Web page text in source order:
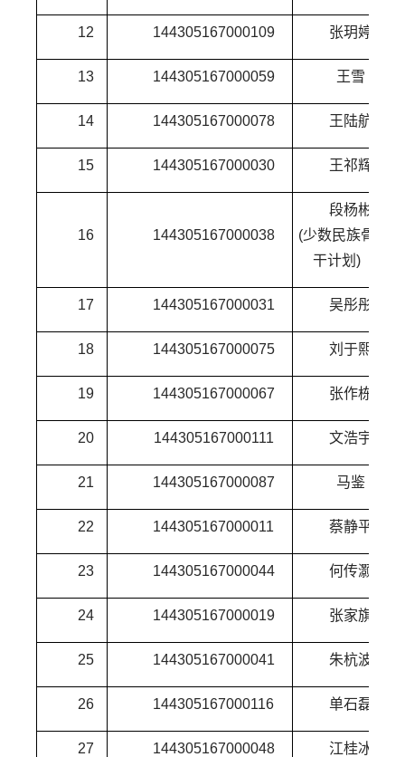
12 144305167000109 张玥婷
13 144305167000059 王雪
14 144305167000078 王陆航
15 144305167000030 王祁辉
16 144305167000038
段杨彬
(少数民族骨
干计划)
17 144305167000031 吴彤彤
18 144305167000075 刘于熙
19 144305167000067 张作栋
20 144305167000111 文浩宇
21 144305167000087 马鉴
22 144305167000011 蔡静平
23 144305167000044 何传灏
24 144305167000019 张家旗
25 144305167000041 朱杭波
26 144305167000116 单石磊
27 144305167000048 江桂冰